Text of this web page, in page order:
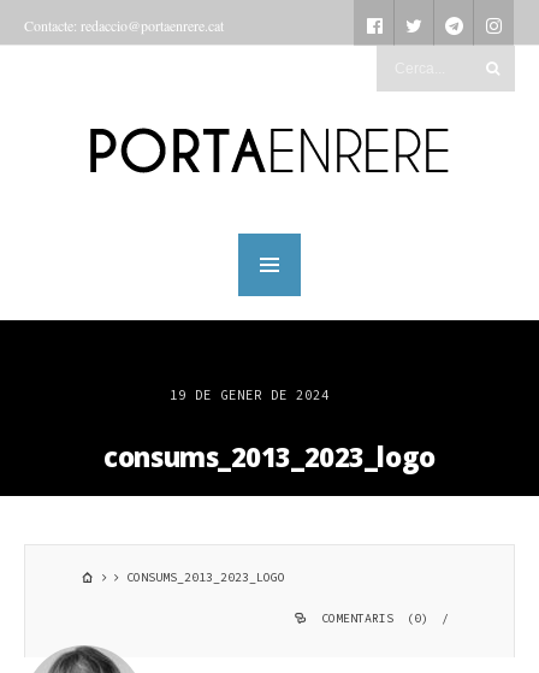
Contacte: redaccio@portaenrere.cat
19 DE GENER DE 2024
consums_2013_2023_logo
CONSUMS_2013_2023_LOGO
COMENTARIS (0) /